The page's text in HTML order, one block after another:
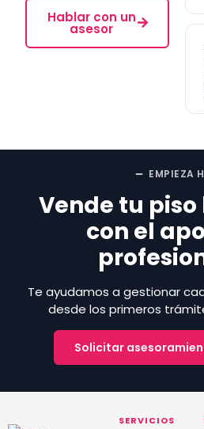
Hablar con un
asesor
EMPIEZA
Vende tu
con el
Te ayudamos a gestionar
desde los primeros
Solicitar
SERVICIOS